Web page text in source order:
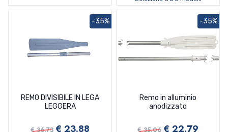
REMO DIVISIBILE IN LEGA
LEGGERA
€ 36.73 € 23.88
-35%
Remo in alluminio
anodizzato
€ 35.06 € 22.79
-35%